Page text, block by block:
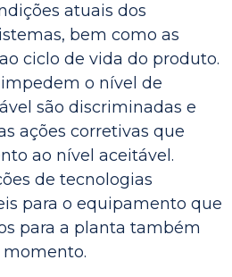
atuais dos
bem como as
ciclo de vida do produto.
o nível de
são discriminadas e
ações corretivas que
ao nível aceitável.
de tecnologias
para o equipamento que
para a planta também
momento.